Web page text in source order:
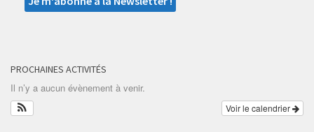
PROCHAINES ACTIVITÉS
Il n’y a aucun évènement à venir.
Voir le calendrier